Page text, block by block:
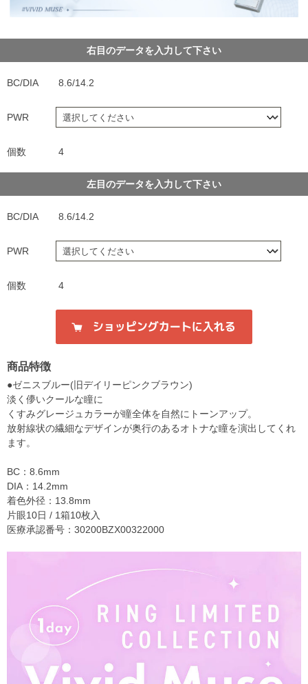
右目のデータを入力して下さい
BC/DIA 8.6/14.2
PWR
個数 4
左目のデータを入力して下さい
BC/DIA 8.6/14.2
PWR
個数 4
商品特徴
●ゼニスブルー(旧デイリーピンクブラウン)
淡く儚いクールな瞳に
くすみグレージュカラーが瞳全体を自然にトーンアップ。
放射線状の繊細なデザインが奥行のあるオトナな瞳を演出してくれ
ます。
BC：8.6mm
DIA：14.2mm
着色外径：13.8mm
片眼10日 / 1箱10枚入
医療承認番号：30200BZX00322000